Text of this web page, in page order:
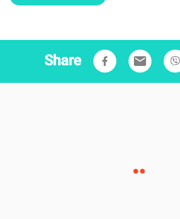
Share email